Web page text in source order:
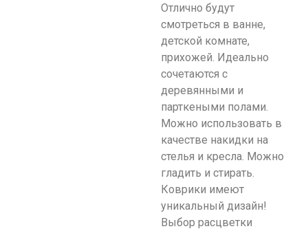
Отлично будут
смотреться в ванне,
детской комнате,
прихожей. Идеально
сочетаются с
деревянными и
парткеными полами.
Можно использовать в
качестве накидки на
стелья и кресла. Можно
гладить и стирать.
Коврики имеют
уникальный дизайн!
Выбор расцветки